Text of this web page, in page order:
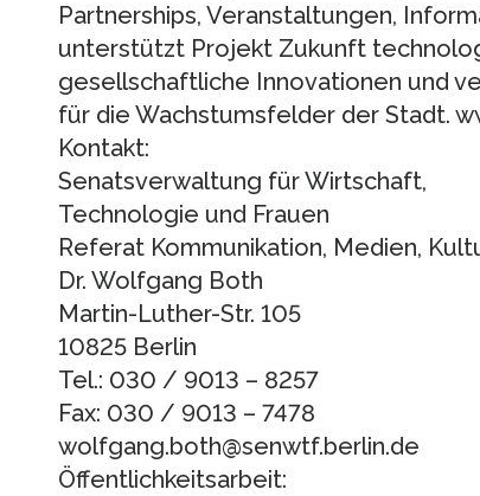
Partnerships, Veranstaltungen,
unterstützt Projekt Zukunft
gesellschaftliche Innovationen und
für die Wachstumsfelder der Stadt.
Kontakt:
Senatsverwaltung für Wirtschaft,
Technologie und Frauen
Referat Kommunikation, Medien,
Dr. Wolfgang Both
Martin-Luther-Str. 105
10825 Berlin
Tel.: 030 / 9013 – 8257
Fax: 030 / 9013 – 7478
wolfgang.both@senwtf.berlin.de
Öffentlichkeitsarbeit: